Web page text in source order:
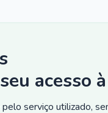
acesso
serviço utilizado,